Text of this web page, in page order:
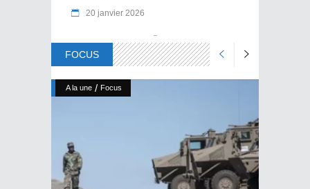
20 janvier 2026
FOCUS
A la une / Focus